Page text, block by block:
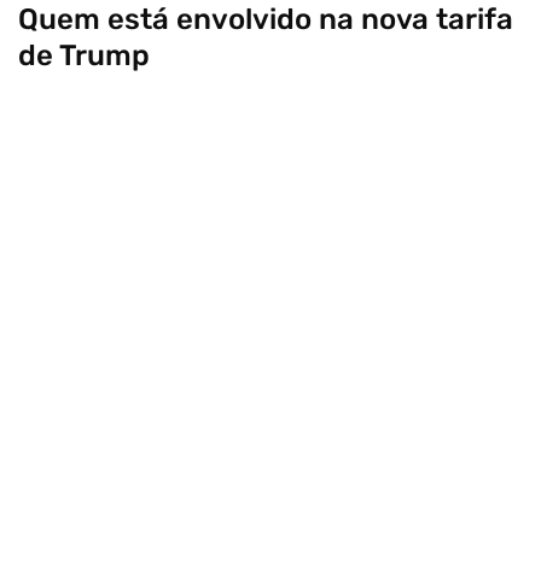
Quem está envolvido na nova tarifa
de Trump